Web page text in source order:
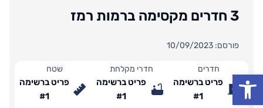
פתח סרגל נגישות
3 חדרים מקסימה ברמות רמז
פורסם: 10/09/2023
חדרים
פריט ברשימה
#1
חדרי מקלחת
פריט ברשימה
#1
שטח
פריט ברשימה
#1